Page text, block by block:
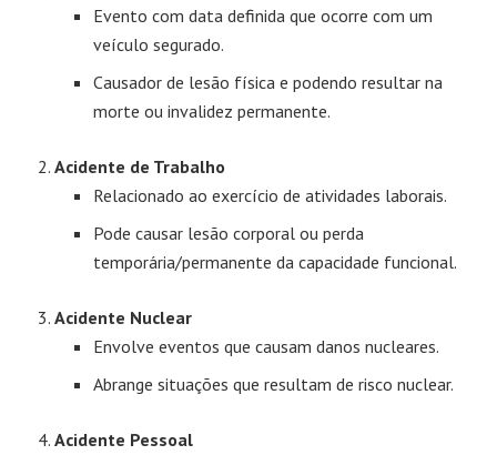
Evento com data definida que ocorre com um
veículo segurado.
Causador de lesão física e podendo resultar na
morte ou invalidez permanente.
Acidente de Trabalho
Relacionado ao exercício de atividades laborais.
Pode causar lesão corporal ou perda
temporária/permanente da capacidade funcional.
Acidente Nuclear
Envolve eventos que causam danos nucleares.
Abrange situações que resultam de risco nuclear.
Acidente Pessoal